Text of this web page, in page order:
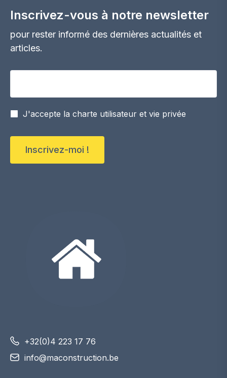
Inscrivez-vous à notre newsletter
pour rester informé des dernières actualités et
articles.
J'accepte la charte utilisateur et vie privée
Inscrivez-moi !
+32(0)4 223 17 76
info@maconstruction.be